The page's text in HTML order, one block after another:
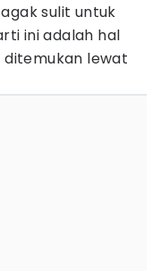
sulit untuk
ini adalah hal
ditemukan lewat